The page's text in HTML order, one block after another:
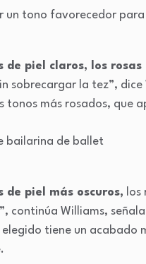
de piel claros, los rosas
sobrecargar la tez”, dice
tonos más rosados, que
de piel más oscuros,
continúa Williams,
elegido tiene un